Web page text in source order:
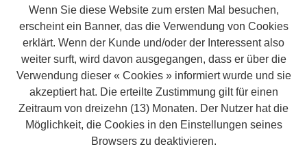
Wenn Sie diese Website zum ersten Mal besuchen,
erscheint ein Banner, das die Verwendung von Cookies
erklärt. Wenn der Kunde und/oder der Interessent also
weiter surft, wird davon ausgegangen, dass er über die
Verwendung dieser « Cookies » informiert wurde und sie
akzeptiert hat. Die erteilte Zustimmung gilt für einen
Zeitraum von dreizehn (13) Monaten. Der Nutzer hat die
Möglichkeit, die Cookies in den Einstellungen seines
Browsers zu deaktivieren.